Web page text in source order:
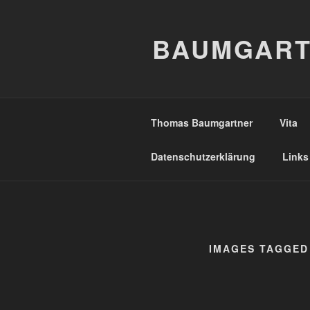
Thomas Baumgartner Vita
Datenschutzerklärung Links
IMAGES